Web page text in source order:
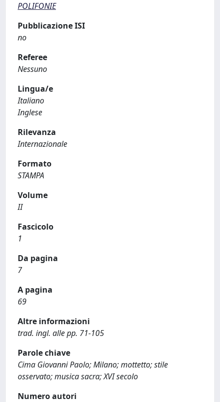
POLIFONIE
Pubblicazione ISI
no
Referee
Nessuno
Lingua/e
Italiano
Inglese
Rilevanza
Internazionale
Formato
STAMPA
Volume
II
Fascicolo
1
Da pagina
7
A pagina
69
Altre informazioni
trad. ingl. alle pp. 71-105
Parole chiave
Cima Giovanni Paolo; Milano; mottetto; stile
osservato; musica sacra; XVI secolo
Numero autori